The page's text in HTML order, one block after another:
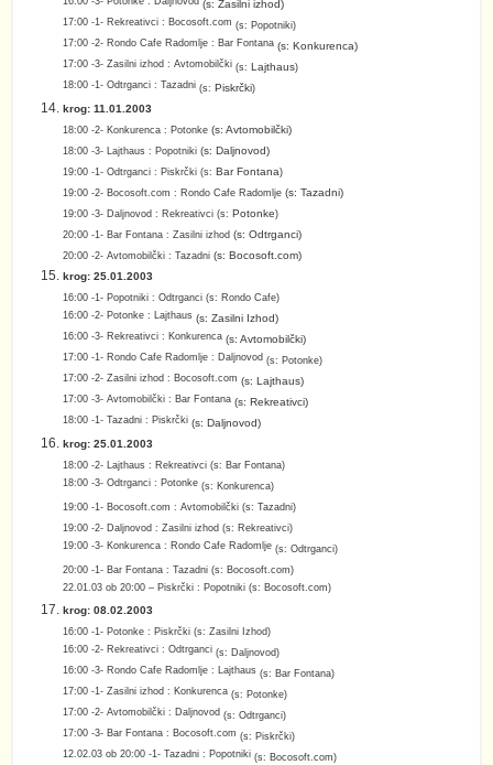
(s: Zasilni izhod)
17:00 -1- Rekreativci : Bocosoft.com (s: Popotniki)
17:00 -2- Rondo Cafe Radomlje : Bar Fontana (s: Konkurenca)
17:00 -3- Zasilni izhod : Avtomobilčki (s: Lajthaus)
18:00 -1- Odtrganci : Tazadni (s: Piskrčki)
krog: 11.01.2003
18:00 -2- Konkurenca : Potonke (s: Avtomobilčki)
18:00 -3- Lajthaus : Popotniki (s: Daljnovod)
19:00 -1- Odtrganci : Piskrčki (s: Bar Fontana)
19:00 -2- Bocosoft.com : Rondo Cafe Radomlje (s: Tazadni)
19:00 -3- Daljnovod : Rekreativci (s: Potonke)
20:00 -1- Bar Fontana : Zasilni izhod (s: Odtrganci)
20:00 -2- Avtomobilčki : Tazadni (s: Bocosoft.com)
krog: 25.01.2003
16:00 -1- Popotniki : Odtrganci (s: Rondo Cafe)
16:00 -2- Potonke : Lajthaus (s: Zasilni Izhod)
16:00 -3- Rekreativci : Konkurenca (s: Avtomobilčki)
17:00 -1- Rondo Cafe Radomlje : Daljnovod (s: Potonke)
17:00 -2- Zasilni izhod : Bocosoft.com (s: Lajthaus)
17:00 -3- Avtomobilčki : Bar Fontana (s: Rekreativci)
18:00 -1- Tazadni : Piskrčki (s: Daljnovod)
krog: 25.01.2003
18:00 -2- Lajthaus : Rekreativci (s: Bar Fontana)
18:00 -3- Odtrganci : Potonke (s: Konkurenca)
19:00 -1- Bocosoft.com : Avtomobilčki (s: Tazadni)
19:00 -2- Daljnovod : Zasilni izhod (s: Rekreativci)
19:00 -3- Konkurenca : Rondo Cafe Radomlje (s: Odtrganci)
20:00 -1- Bar Fontana : Tazadni (s: Bocosoft.com)
22.01.03 ob 20:00 – Piskrčki : Popotniki (s: Bocosoft.com)
krog: 08.02.2003
16:00 -1- Potonke : Piskrčki (s: Zasilni Izhod)
16:00 -2- Rekreativci : Odtrganci (s: Daljnovod)
16:00 -3- Rondo Cafe Radomlje : Lajthaus (s: Bar Fontana)
17:00 -1- Zasilni izhod : Konkurenca (s: Potonke)
17:00 -2- Avtomobilčki : Daljnovod (s: Odtrganci)
17:00 -3- Bar Fontana : Bocosoft.com (s: Piskrčki)
12.02.03 ob 20:00 -1- Tazadni : Popotniki (s: Bocosoft.com)